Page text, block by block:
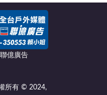
聯億廣告
所有 © 2024,